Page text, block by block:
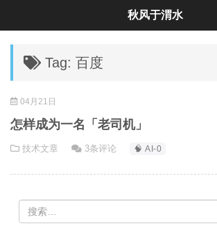
Tag: 百度
04月21日
怎样成为一名「老司机」
技术文章 3条评论 🧠 AI-0
秋风于渭水